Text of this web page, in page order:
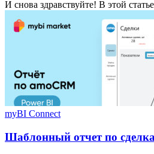
И снова здравствуйте! В этой
myBI Connect
Шаблонный отчет по